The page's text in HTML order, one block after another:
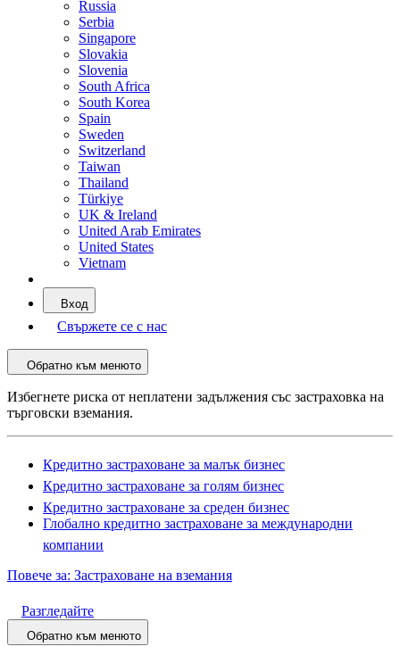
Russia
Serbia
Singapore
Slovakia
Slovenia
South Africa
South Korea
Spain
Sweden
Switzerland
Taiwan
Thailand
Türkiye
UK & Ireland
United Arab Emirates
United States
Vietnam
Вход
Свържете се с нас
Обратно към менюто
Избегнете риска от неплатени задължения със застраховка на
търговски вземания.
Кредитно застраховане за малък бизнес
Кредитно застраховане за голям бизнес
Кредитно застраховане за среден бизнес
Глобално кредитно застраховане за международни
компании
Повече за: Застраховане на вземания
Разгледайте
Обратно към менюто